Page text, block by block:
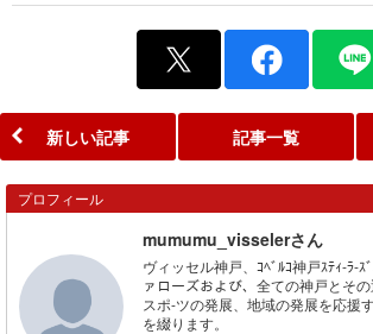
新しい記事 記事一覧
プロフィール
mumumu_visselerさん
ヴィッセル神戸、ｺﾍﾞﾙｺ神戸ｽﾃｨ-ﾗ-
ァローズおよび、全ての神戸とそ
スポ-ツの発展、地域の発展を応援
を綴ります。